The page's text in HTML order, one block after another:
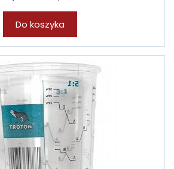
Do koszyka